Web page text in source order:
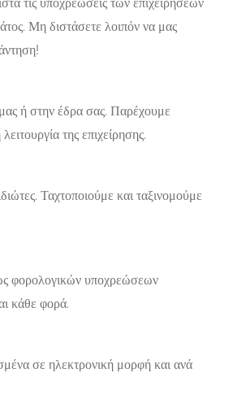
Μη διστάσετε λοιπόν να μας
ή στην έδρα σας. Παρέχουμε
της επιχείρησης.
Ταχτοποιούμε και ταξινομούμε
φορολογικών υποχρεώσεων
κάθε φορά.
σε ηλεκτρονική μορφή και ανά